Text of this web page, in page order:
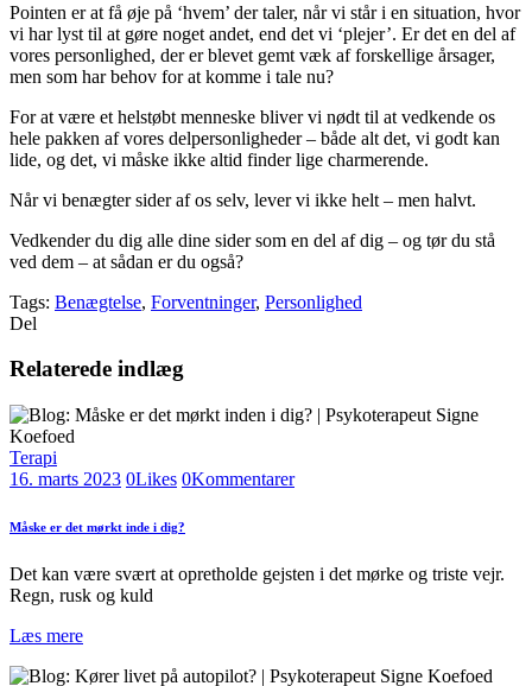
Pointen er at få øje på ‘hvem’ der taler, når vi står i en situation, hvor
vi har lyst til at gøre noget andet, end det vi ‘plejer’. Er det en del af
vores personlighed, der er blevet gemt væk af forskellige årsager,
men som har behov for at komme i tale nu?
For at være et helstøbt menneske bliver vi nødt til at vedkende os
hele pakken af vores delpersonligheder – både alt det, vi godt kan
lide, og det, vi måske ikke altid finder lige charmerende.
Når vi benægter sider af os selv, lever vi ikke helt – men halvt.
Vedkender du dig alle dine sider som en del af dig – og tør du stå
ved dem – at sådan er du også?
Tags: Benægtelse, Forventninger, Personlighed
Del
Relaterede indlæg
Terapi
16. marts 2023 0Likes 0Kommentarer
Måske er det mørkt inde i dig?
Det kan være svært at opretholde gejsten i det mørke og triste vejr.
Regn, rusk og kuld
Læs mere